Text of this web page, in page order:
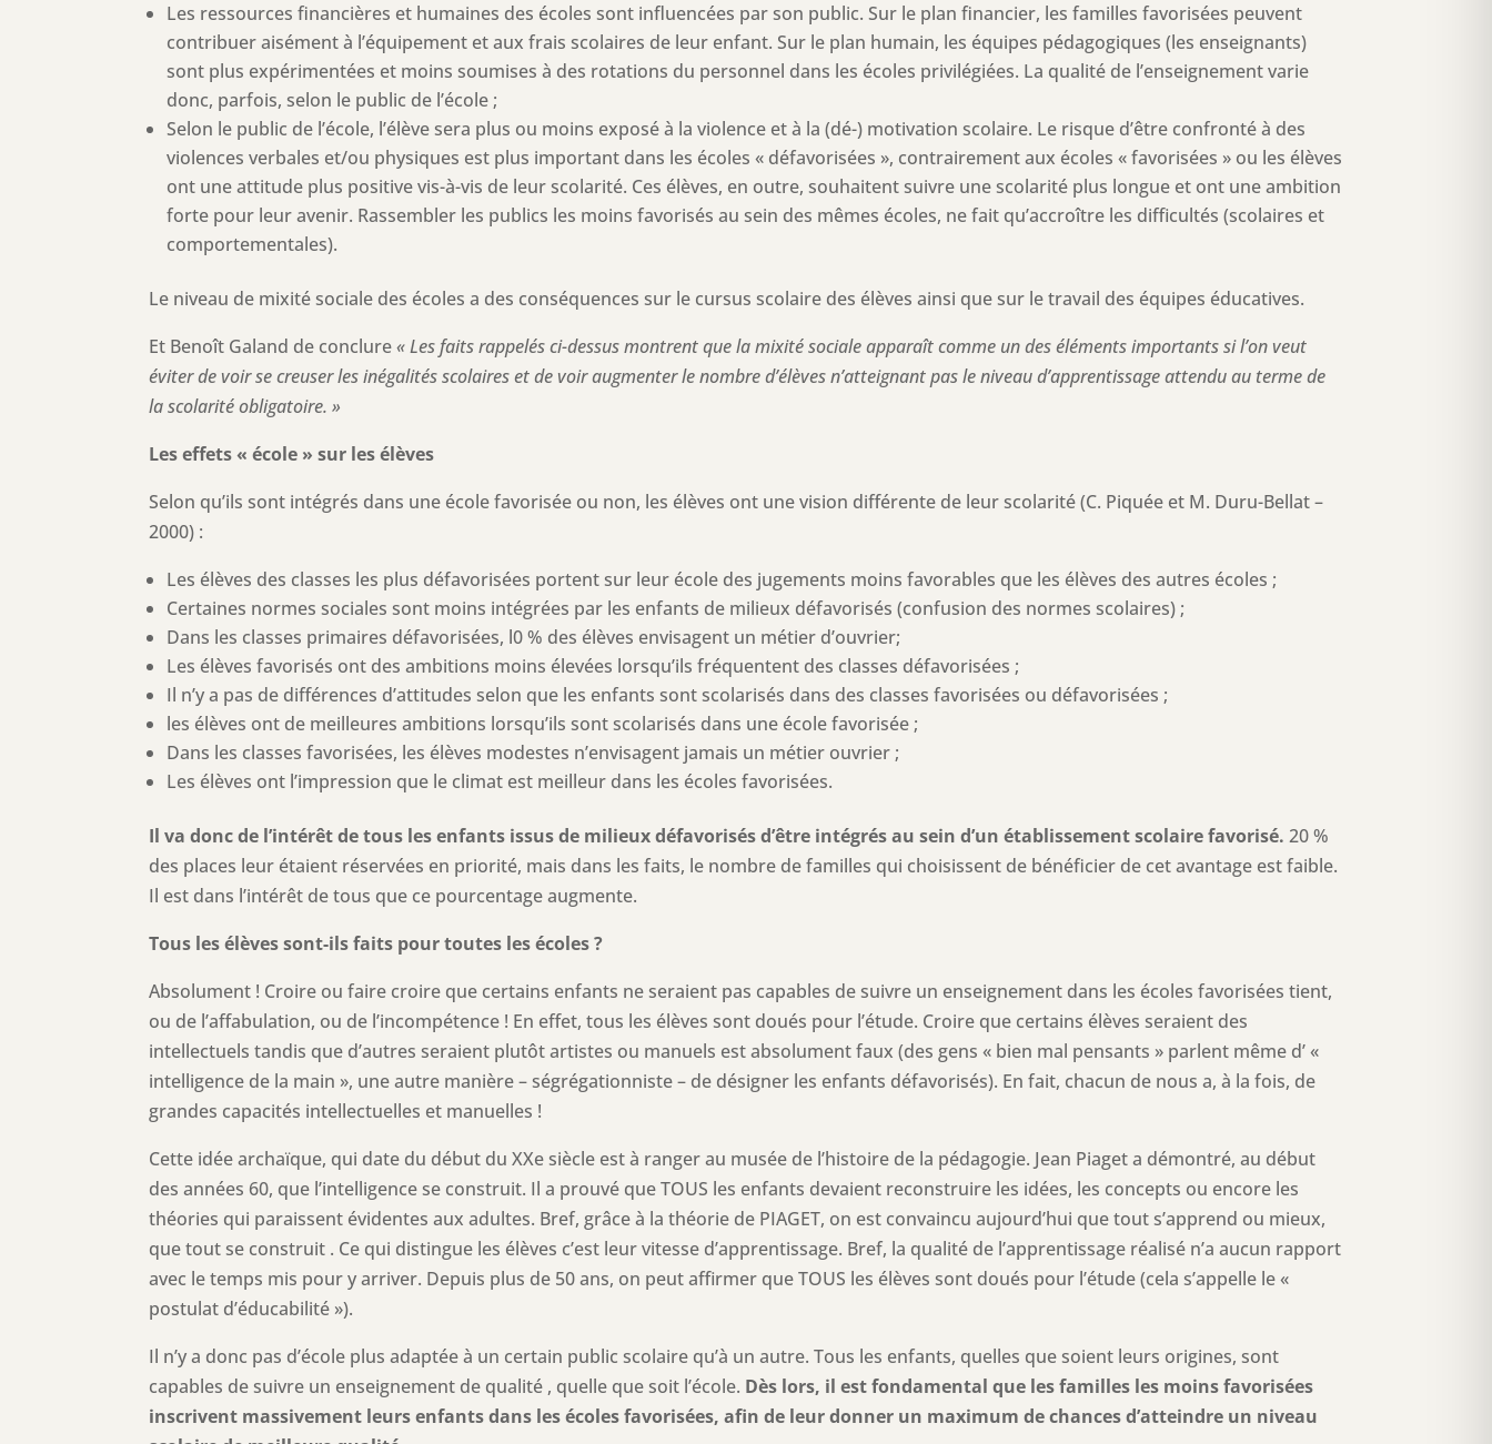
Les ressources financières et humaines des écoles sont influencées par son public. Sur le plan financier, les familles favorisées peuvent
contribuer aisément à l’équipement et aux frais scolaires de leur enfant. Sur le plan humain, les équipes pédagogiques (les enseignants)
sont plus expérimentées et moins soumises à des rotations du personnel dans les écoles privilégiées. La qualité de l’enseignement varie
donc, parfois, selon le public de l’école ;
Selon le public de l’école, l’élève sera plus ou moins exposé à la violence et à la (dé-) motivation scolaire. Le risque d’être confronté à des
violences verbales et/ou physiques est plus important dans les écoles « défavorisées », contrairement aux écoles « favorisées » ou les élèves
ont une attitude plus positive vis-à-vis de leur scolarité. Ces élèves, en outre, souhaitent suivre une scolarité plus longue et ont une ambition
forte pour leur avenir. Rassembler les publics les moins favorisés au sein des mêmes écoles, ne fait qu’accroître les difficultés (scolaires et
comportementales).
Le niveau de mixité sociale des écoles a des conséquences sur le cursus scolaire des élèves ainsi que sur le travail des équipes éducatives.
Et Benoît Galand de conclure« Les faits rappelés ci-dessus montrent que la mixité sociale apparaît comme un des éléments importants si l’on veut
éviter de voir se creuser les inégalités scolaires et de voir augmenter le nombre d’élèves n’atteignant pas le niveau d’apprentissage attendu au terme de
la scolarité obligatoire. »
Les effets « école » sur les élèves
Selon qu’ils sont intégrés dans une école favorisée ou non, les élèves ont une vision différente de leur scolarité (C. Piquée et M. Duru-Bellat –
2000) :
Les élèves des classes les plus défavorisées portent sur leur école des jugements moins favorables que les élèves des autres écoles ;
Certaines normes sociales sont moins intégrées par les enfants de milieux défavorisés (confusion des normes scolaires) ;
Dans les classes primaires défavorisées, l0 % des élèves envisagent un métier d’ouvrier;
Les élèves favorisés ont des ambitions moins élevées lorsqu’ils fréquentent des classes défavorisées ;
Il n’y a pas de différences d’attitudes selon que les enfants sont scolarisés dans des classes favorisées ou défavorisées ;
les élèves ont de meilleures ambitions lorsqu’ils sont scolarisés dans une école favorisée ;
Dans les classes favorisées, les élèves modestes n’envisagent jamais un métier ouvrier ;
Les élèves ont l’impression que le climat est meilleur dans les écoles favorisées.
Il va donc de l’intérêt de tous les enfants issus de milieux défavorisés d’être intégrés au sein d’un établissement scolaire favorisé.20 %
des places leur étaient réservées en priorité, mais dans les faits, le nombre de familles qui choisissent de bénéficier de cet avantage est faible.
Il est dans l’intérêt de tous que ce pourcentage augmente.
Tous les élèves sont-ils faits pour toutes les écoles ?
Absolument ! Croire ou faire croire que certains enfants ne seraient pas capables de suivre un enseignement dans les écoles favorisées tient,
ou de l’affabulation, ou de l’incompétence ! En effet, tous les élèves sont doués pour l’étude. Croire que certains élèves seraient des
intellectuels tandis que d’autres seraient plutôt artistes ou manuels est absolument faux (des gens « bien mal pensants » parlent même d’ «
intelligence de la main », une autre manière – ségrégationniste – de désigner les enfants défavorisés). En fait, chacun de nous a, à la fois, de
grandes capacités intellectuelles et manuelles !
Cette idée archaïque, qui date du début du XXe siècle est à ranger au musée de l’histoire de la pédagogie. Jean Piaget a démontré, au début
des années 60, que l’intelligence se construit. Il a prouvé que TOUS les enfants devaient reconstruire les idées, les concepts ou encore les
théories qui paraissent évidentes aux adultes. Bref, grâce à la théorie de PIAGET, on est convaincu aujourd’hui que tout s’apprend ou mieux,
que tout se construit . Ce qui distingue les élèves c’est leur vitesse d’apprentissage. Bref, la qualité de l’apprentissage réalisé n’a aucun rapport
avec le temps mis pour y arriver. Depuis plus de 50 ans, on peut affirmer que TOUS les élèves sont doués pour l’étude (cela s’appelle le «
postulat d’éducabilité »).
Il n’y a donc pas d’école plus adaptée à un certain public scolaire qu’à un autre. Tous les enfants, quelles que soient leurs origines, sont
capables de suivre un enseignement de qualité , quelle que soit l’école. Dès lors, il est fondamental que les familles les moins favorisées
inscrivent massivement leurs enfants dans les écoles favorisées, afin de leur donner un maximum de chances d’atteindre un niveau